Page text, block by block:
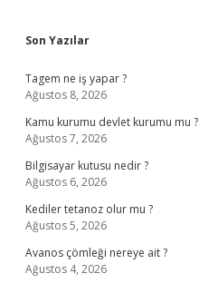
Sidebar
Son Yazılar
Tagem ne iş yapar ?
Ağustos 8, 2026
Kamu kurumu devlet kurumu mu ?
Ağustos 7, 2026
Bilgisayar kutusu nedir ?
Ağustos 6, 2026
Kediler tetanoz olur mu ?
Ağustos 5, 2026
Avanos çömleği nereye ait ?
Ağustos 4, 2026